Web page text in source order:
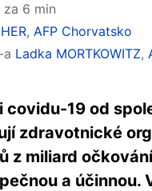
6 min
, AFP Chorvatsko
a Ladka MORTKOWITZ,
covidu-19 od
zdravotnické
z miliard
a účinnou.